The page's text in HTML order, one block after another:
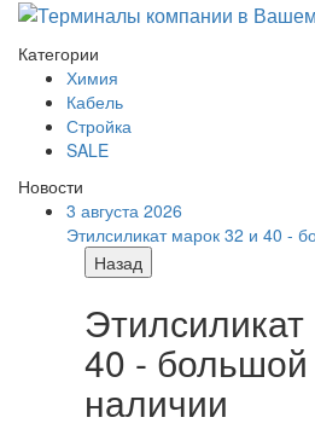
Категории
Химия
Кабель
Стройка
SALE
Новости
3 августа 2026
Этилсиликат марок 32 и 40 -
Назад
40 -
наличии